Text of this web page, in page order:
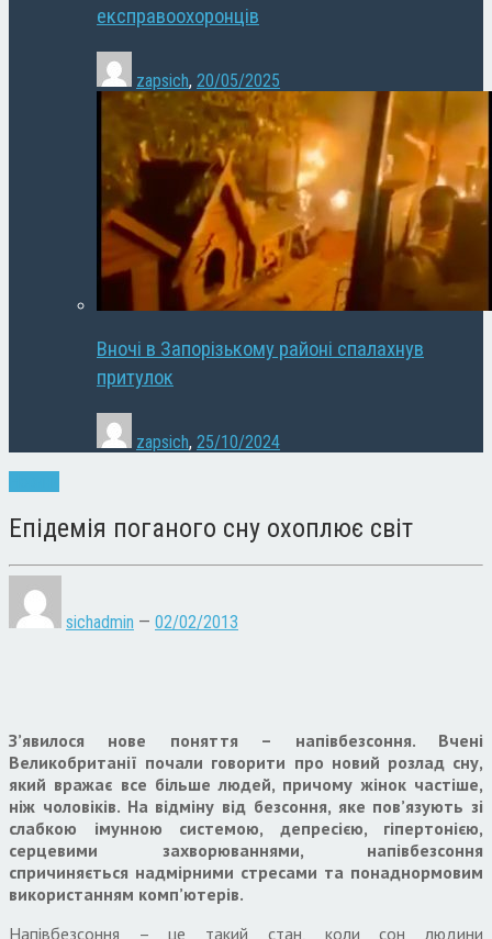
експравоохоронців
zapsich, 20/05/2025
Вночі в Запорізькому районі спалахнув
притулок
zapsich, 25/10/2024
Епідемія поганого сну охоплює світ
sichadmin — 02/02/2013
З’явилося нове поняття – напівбезсоння. Вчені
Великобританії почали говорити про новий розлад сну,
який вражає все більше людей, причому жінок частіше,
ніж чоловіків. На відміну від безсоння, яке пов’язують зі
слабкою імунною системою, депресією, гіпертонією,
серцевими захворюваннями, напівбезсоння
спричиняється надмірними стресами та понаднормовим
використанням комп’ютерів.
Напівбезсоння – це такий стан, коли сон людини